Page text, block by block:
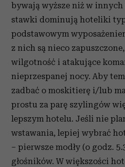
bywają wyższe niż w innych
stawki dominują hoteliki
podstawowym
z nich są nieco
wilgotność i atakujące
nieprzespanej nocy. Aby
zadbać o moskitierę i/lub
prostu za parę szylingów
lepszym hotelu. Jeśli nie
wstawania, lepiej wybrać
– pierwsze modły (o godz.
głośników. W większości